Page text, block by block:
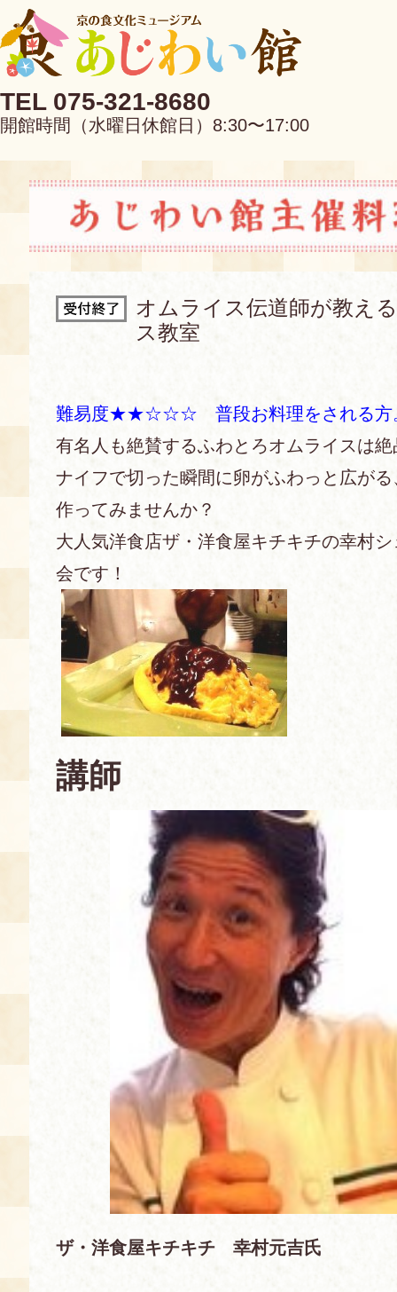
TEL 075-321-8680
開館時間（水曜日休館日）8:30〜17:00
EN 中文
あじわい館とは
京の食文化について
アクセス
FAQ
料理教室
キャンセル・ご変更
食の海援隊・陸援隊 会員限定
展示室のご紹介
お土産コーナー
レンタル
備品リスト
空き状況・ご予約
使用料・お支払い方法
食の語り部の部屋
展示見学
講演会付き料理教室
あじわい館弁当
オムライス伝道師が教え
ス教室
難易度★★☆☆☆ 普段お料理をされる方
有名人も絶賛するふわとろオムライスは絶
ナイフで切った瞬間に卵がふわっと広が
作ってみませんか？
大人気洋食店ザ・洋食屋キチキチの幸村
会です！
講師
ザ・洋食屋キチキチ 幸村元吉氏